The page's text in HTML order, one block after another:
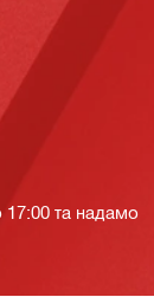
17:00 та надамо